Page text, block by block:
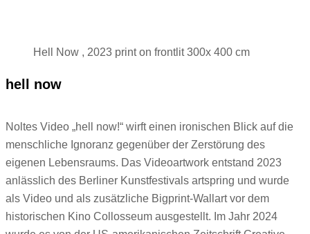
Hell Now , 2023 print on frontlit 300x 400 cm
hell now
Noltes Video „hell now!“ wirft einen ironischen Blick auf die
menschliche Ignoranz gegenüber der Zerstörung des
eigenen Lebensraums. Das Videoartwork entstand 2023
anlässlich des Berliner Kunstfestivals artspring und wurde
als Video und als zusätzliche Bigprint-Wallart vor dem
historischen Kino Collosseum ausgestellt. Im Jahr 2024